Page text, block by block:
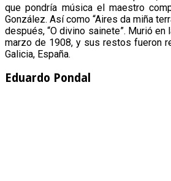
que pondría música el maestro
González. Así como “Aires da miña
después, “O divino sainete”. Murió en
marzo de 1908, y sus restos fueron
Galicia, España.
Eduardo Pondal